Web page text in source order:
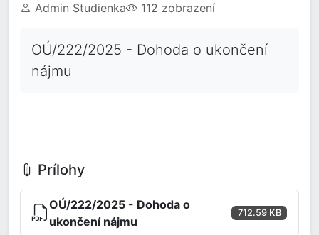
Admin Studienka
112 zobrazení
OÚ/222/2025 - Dohoda o ukončení
nájmu
Prílohy
OÚ/222/2025 - Dohoda o
ukončení nájmu
712.59 KB